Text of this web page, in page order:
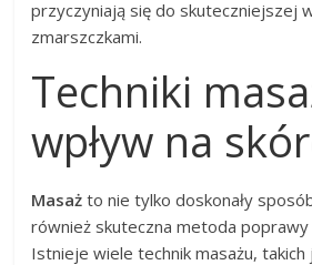
przyczyniają się do skuteczniejszej
zmarszczkami.
Techniki
wpływ na
Masaż to nie tylko doskonały
również skuteczna metoda
Istnieje wiele technik masażu, takich